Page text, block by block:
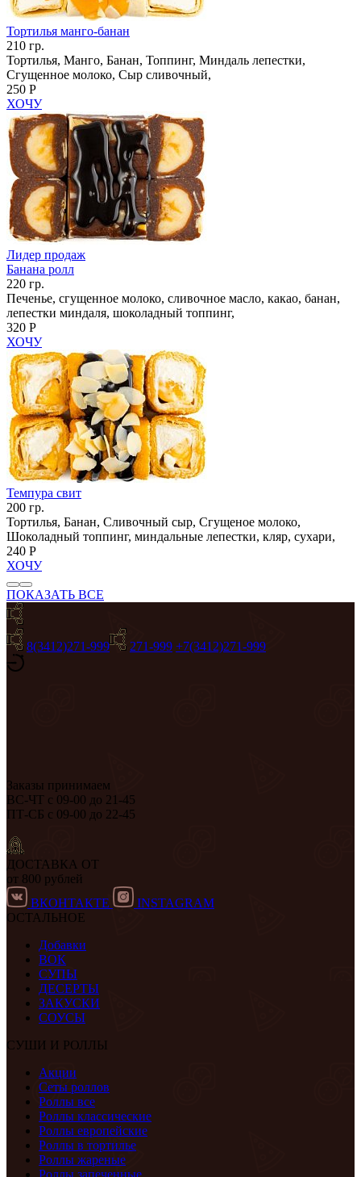
Тортилья манго-банан
210 гр.
Тортилья, Манго, Банан, Топпинг, Миндаль лепестки,
Сгущенное молоко, Сыр сливочный,
250 Р
ХОЧУ
Лидер продаж
Банана ролл
220 гр.
Печенье, сгущенное молоко, сливочное масло, какао, банан,
лепестки миндаля, шоколадный топпинг,
320 Р
ХОЧУ
Темпура свит
200 гр.
Тортилья, Банан, Сливочный сыр, Сгущеное молоко,
Шоколадный топпинг, миндальные лепестки, кляр, сухари,
240 Р
ХОЧУ
ПОКАЗАТЬ ВСЕ
8(3412)271-999 271-999 +7(3412)271-999
Заказы принимаем
ВС-ЧТ с 09-00 до 21-45
ПТ-СБ с 09-00 до 22-45
ДОСТАВКА ОТ
от 800 рублей
ВКОНТАКТЕ
INSTAGRAM
ОСТАЛЬНОЕ
Добавки
ВОК
СУПЫ
ДЕСЕРТЫ
ЗАКУСКИ
СОУСЫ
СУШИ И РОЛЛЫ
Акции
Сеты роллов
Роллы все
Роллы классические
Роллы европейские
Роллы в тортилье
Роллы жареные
Роллы запеченные